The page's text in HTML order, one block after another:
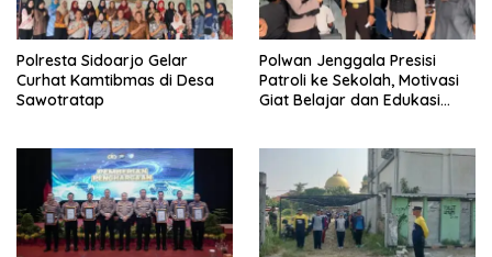
Polresta Sidoarjo Gelar
Curhat Kamtibmas di Desa
Sawotratap
Polwan Jenggala Presisi
Patroli ke Sekolah, Motivasi
Giat Belajar dan Edukasi